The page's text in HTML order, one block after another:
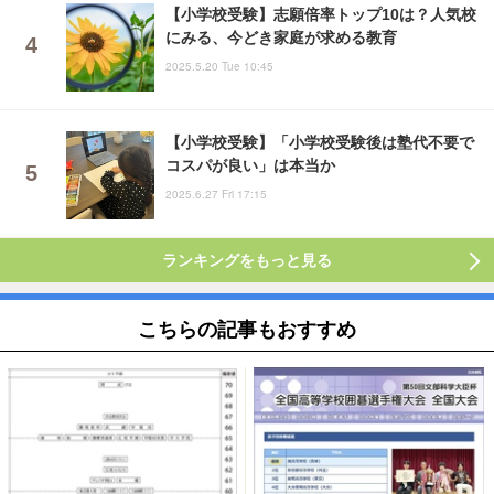
【小学校受験】志願倍率トップ10は？人気校
にみる、今どき家庭が求める教育
2025.5.20 Tue 10:45
【小学校受験】「小学校受験後は塾代不要で
コスパが良い」は本当か
2025.6.27 Fri 17:15
ランキングをもっと見る
こちらの記事もおすすめ